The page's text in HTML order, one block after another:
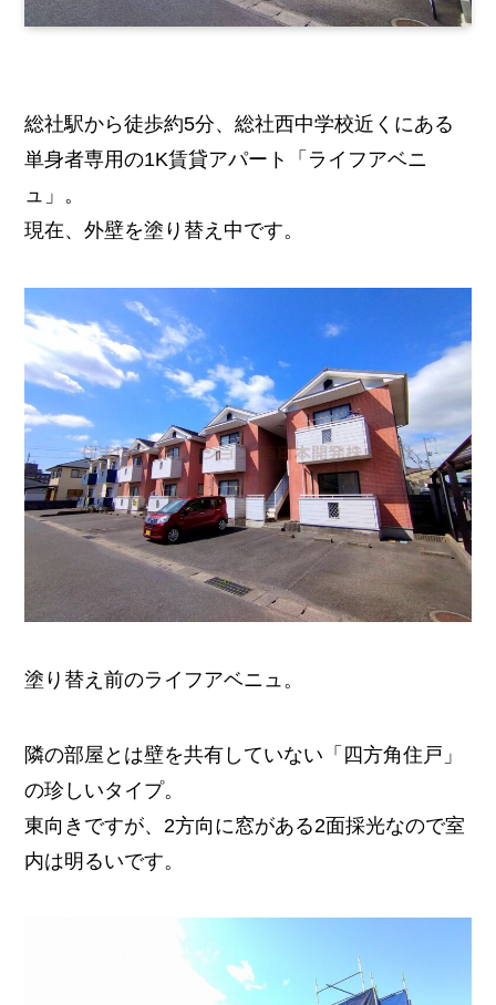
総社駅から徒歩約5分、総社西中学校近くにある
単身者専用の1K賃貸アパート「ライフアベニ
ュ」。
現在、外壁を塗り替え中です。
塗り替え前のライフアベニュ。
隣の部屋とは壁を共有していない「四方角住戸」
の珍しいタイプ。
東向きですが、2方向に窓がある2面採光なので室
内は明るいです。